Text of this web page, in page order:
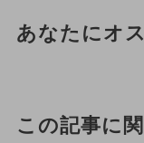
あなたにオ
この記事に